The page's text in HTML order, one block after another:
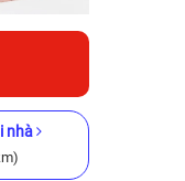
-4.500.000đ
nhà